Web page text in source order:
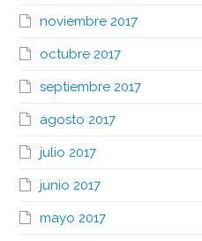
noviembre 2017
octubre 2017
septiembre 2017
agosto 2017
julio 2017
junio 2017
mayo 2017